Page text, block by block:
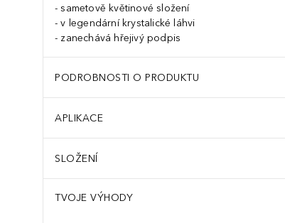
sametově květinové složení
v legendární krystalické láhvi
zanechává hřejivý podpis
PODROBNOSTI O PRODUKTU
APLIKACE
SLOŽENÍ
TVOJE VÝHODY